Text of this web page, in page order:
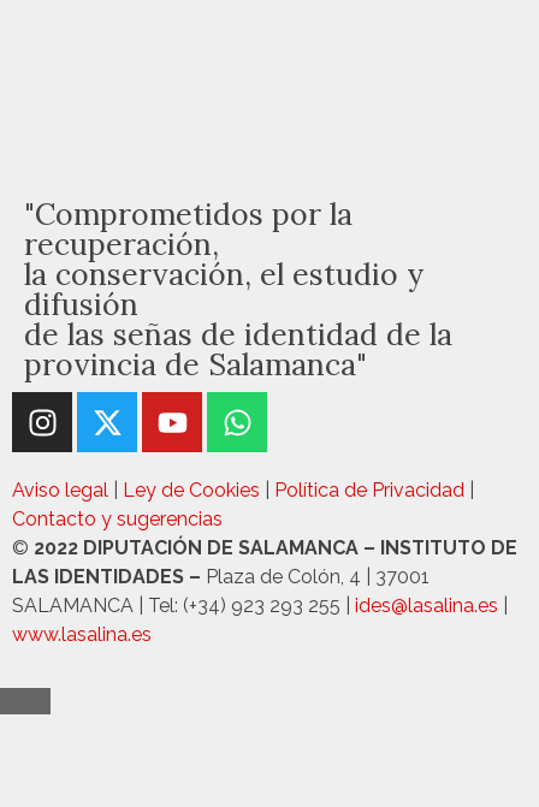
"Comprometidos por la
recuperación,
la conservación, el estudio y
difusión
de las señas de identidad de la
provincia de Salamanca"
Aviso legal Ley de Cookies Política de Privacidad
Contacto y sugerencias
© 2022 DIPUTACIÓN DE SALAMANCA – INSTITUTO DE
LAS IDENTIDADES – Plaza de Colón, 4 | 37001
SALAMANCA | Tel: (+34) 923 293 255 | ides@lasalina.es
www.lasalina.es